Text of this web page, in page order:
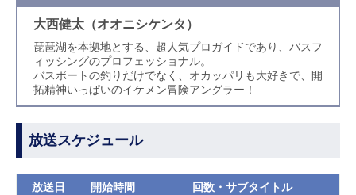
大西健太（オオニシケンタ）
琵琶湖を本拠地とする、超人気プロガイドであり、バスフ
ィッシングのプロフェッショナル。
バスボートの釣りだけでなく、オカッパリも大好きで、開
拓精神いっぱいのイケメン冒険アングラー！
放送スケジュール
放送日 開始時間 回数・サブタイトル